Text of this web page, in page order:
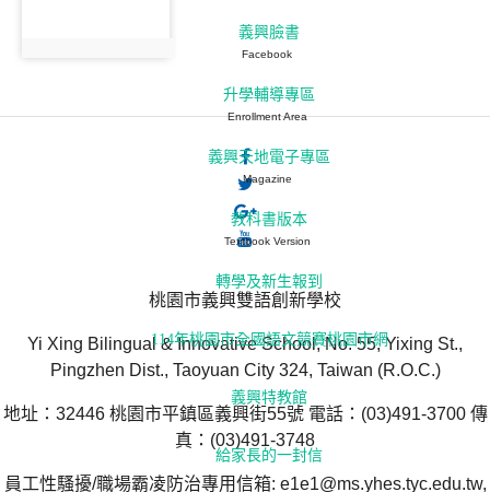
桃園市義興雙語創新學校
Yi Xing Bilingual & Innovative School, No. 55, Yixing St.,
Pingzhen Dist., Taoyuan City 324, Taiwan (R.O.C.)
地址：32446 桃園市平鎮區義興街55號 電話：(03)491-3700 傳
真：(03)491-3748
員工性騷擾/職場霸凌防治專用信箱: e1e1@ms.yhes.tyc.edu.tw,
義興臉書
Facebook
升學輔導專區
Enrollment Area
義興天地電子專區
Magazine
教科書版本
Textbook Version
轉學及新生報到
114年桃園市全國語文競賽桃園市網
義興特教館
給家長的一封信